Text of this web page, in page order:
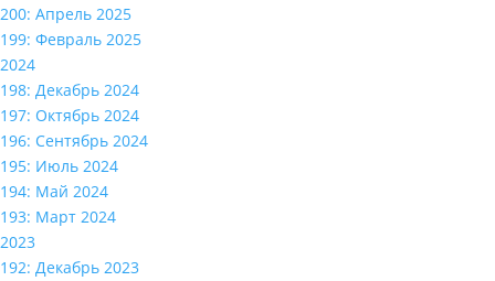
200: Апрель 2025
199: Февраль 2025
2024
198: Декабрь 2024
197: Октябрь 2024
196: Сентябрь 2024
195: Июль 2024
194: Май 2024
193: Март 2024
2023
192: Декабрь 2023